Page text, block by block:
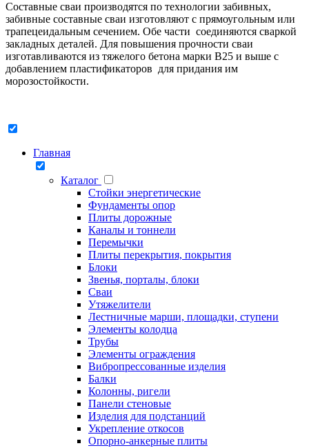
Составные сваи производятся по технологии забивных,
забивные составные сваи изготовляют с прямоугольным или
трапецеидальным сечением. Обе части соединяются сваркой
закладных деталей. Для повышения прочности сваи
изготавливаются из тяжелого бетона марки В25 и выше с
добавлением пластификаторов для придания им
морозостойкости.
Главная
Каталог
Стойки энергетические
Фундаменты опор
Плиты дорожные
Каналы и тоннели
Перемычки
Плиты перекрытия, покрытия
Блоки
Звенья, порталы, блоки
Сваи
Утяжелители
Лестничные марши, площадки, ступени
Элементы колодца
Трубы
Элементы ограждения
Вибропрессованные изделия
Балки
Колонны, ригели
Панели стеновые
Изделия для подстанций
Укрепление откосов
Опорно-анкерные плиты